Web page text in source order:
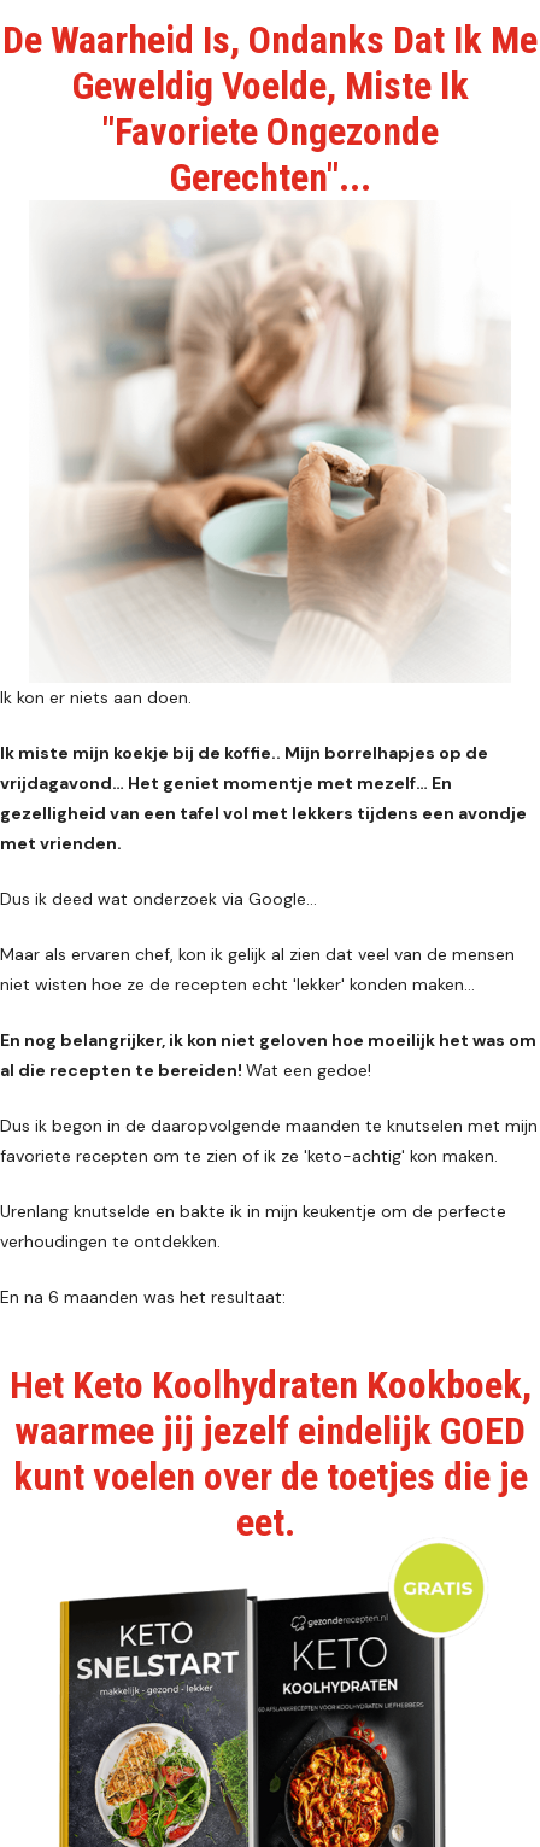
De Waarheid Is, Ondanks Dat Ik Me
Geweldig Voelde, Miste Ik
"Favoriete Ongezonde
Gerechten"...
Ik kon er niets aan doen.
Ik miste mijn koekje bij de koffie.. Mijn borrelhapjes op de
vrijdagavond… Het geniet momentje met mezelf… En
gezelligheid van een tafel vol met lekkers tijdens een avondje
met vrienden.
Dus ik deed wat onderzoek via Google…
Maar als ervaren chef, kon ik gelijk al zien dat veel van de mensen
niet wisten hoe ze de recepten echt 'lekker' konden maken...
En nog belangrijker, ik kon niet geloven hoe moeilijk het was om
al die recepten te bereiden! Wat een gedoe!
Dus ik begon in de daaropvolgende maanden te knutselen met mijn
favoriete recepten om te zien of ik ze 'keto-achtig' kon maken.
Urenlang knutselde en bakte ik in mijn keukentje om de perfecte
verhoudingen te ontdekken.
En na 6 maanden was het resultaat:
Het Keto Koolhydraten Kookboek,
waarmee jij jezelf eindelijk GOED
kunt voelen over de toetjes die je
eet.